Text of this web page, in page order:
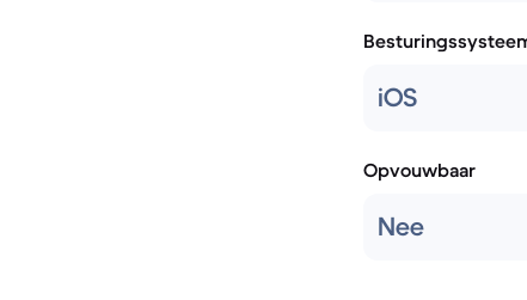
iOS
Opvouwbaar
Nee